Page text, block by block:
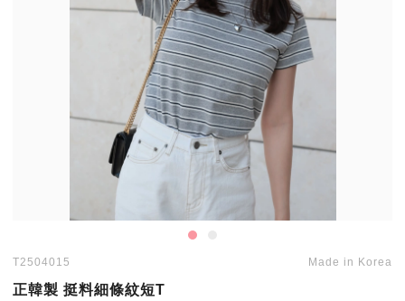
T2504015 Made in Korea
正韓製 挺料細條紋短T